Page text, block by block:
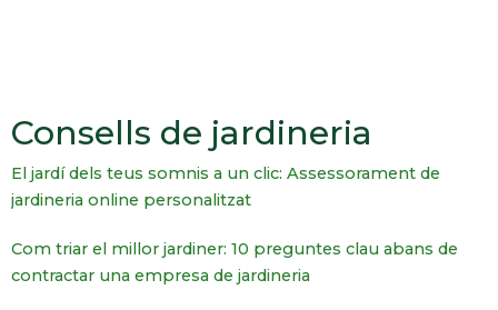
Consells de jardineria
El jardí dels teus somnis a un clic: Assessorament de
jardineria online personalitzat
Com triar el millor jardiner: 10 preguntes clau abans de
contractar una empresa de jardineria